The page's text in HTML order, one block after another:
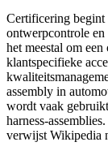
Certificering begint
ontwerpcontrole en
het meestal om
klantspecifieke
assembly in
wordt vaak
harness-
verwijst Wikipedia